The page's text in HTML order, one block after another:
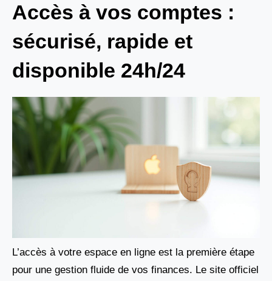
Accès à vos comptes :
sécurisé, rapide et
disponible 24h/24
L’accès à votre espace en ligne est la première étape
pour une gestion fluide de vos finances. Le site officiel